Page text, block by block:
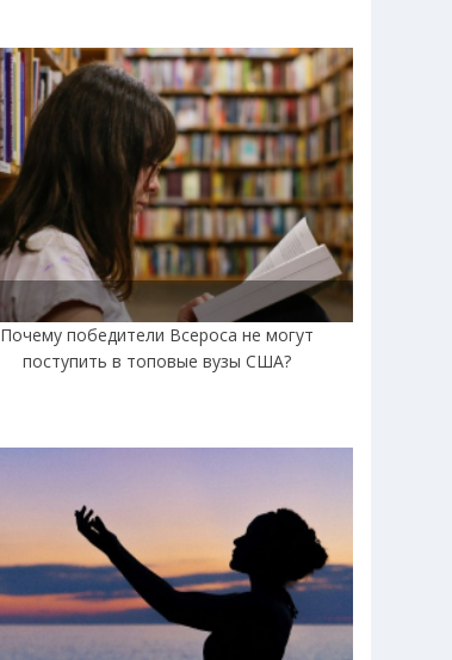
Почему победители Всероса не могут
поступить в топовые вузы США?